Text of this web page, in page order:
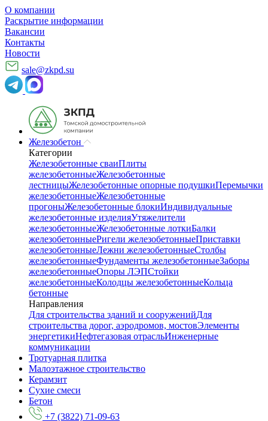
О компании
Раскрытие информации
Вакансии
Контакты
Новости
sale@zkpd.su
Железобетон
Категории
Железобетонные сваиПлиты
железобетонныеЖелезобетонные
лестницыЖелезобетонные опорные подушкиПеремычки
железобетонныеЖелезобетонные
прогоныЖелезобетонные блокиИндивидуальные
железобетонные изделияУтяжелители
железобетонныеЖелезобетонные лоткиБалки
железобетонныеРигели железобетонныеПриставки
железобетонныеЛежни железобетонныеСтолбы
железобетонныеФундаменты железобетонныеЗаборы
железобетонныеОпоры ЛЭПСтойки
железобетонныеКолодцы железобетонныеКольца
бетонные
Направления
Для строительства зданий и сооруженийДля
строительства дорог, аэродромов, мостовЭлементы
энергетикиНефтегазовая отрасльИнженерные
коммуникации
Тротуарная плитка
Малоэтажное строительство
Керамзит
Сухие смеси
Бетон
+7 (3822) 71-09-63